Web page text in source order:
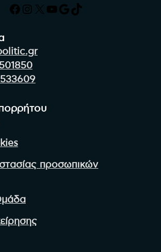
Facebook
Instagram
X YouTube
Google
TikTok
προσωπικών